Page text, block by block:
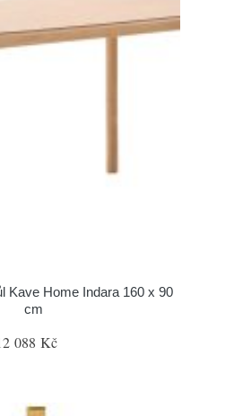
Kave Home Indara 160 x 90
cm
088 Kč